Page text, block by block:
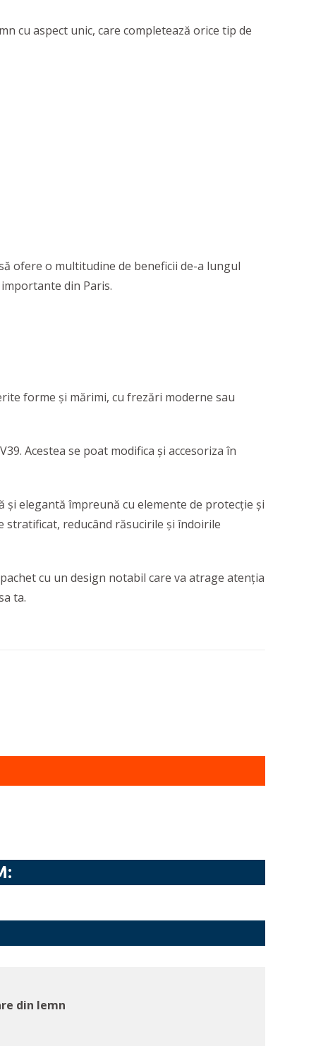
cu aspect unic, care completează orice tip de
ofere o multitudine de beneficii de-a lungul
din Paris.
forme și mărimi, cu frezări moderne sau
Acestea se poat modifica și accesoriza în
elegantă împreună cu elemente de protecție și
stratificat, reducând răsucirile și îndoirile
cu un design notabil care va atrage atenția
ta.
din lemn